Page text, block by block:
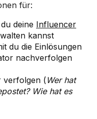
für:
deine Influencer
kannst
du die Einlösungen
nachverfolgen
verfolgen ( Wer hat
Wie hat es